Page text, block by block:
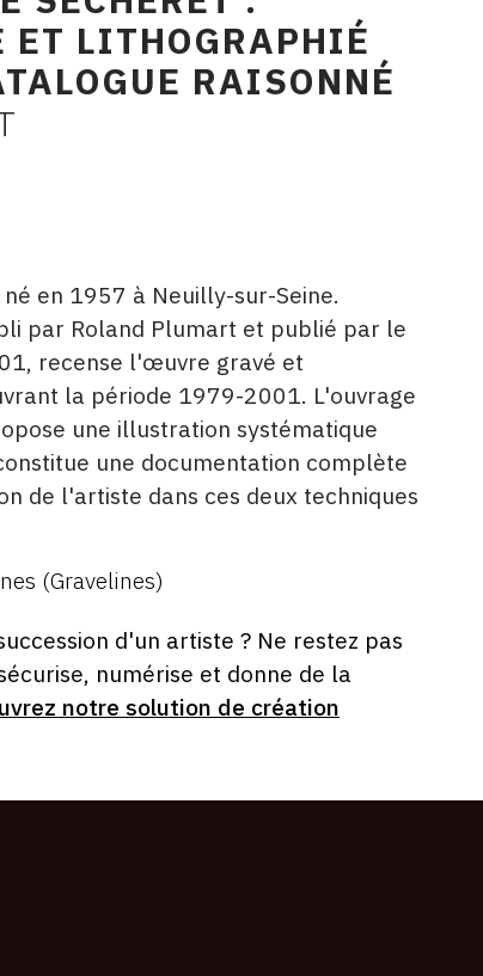
ET LITHOGRAPHIÉ
RAISONNÉ
en 1957 à Neuilly-sur-Seine.
par Roland Plumart et publié par le
recense l'œuvre gravé et
la période 1979-2001. L'ouvrage
une illustration systématique
une documentation complète
de l'artiste dans ces deux techniques
(Gravelines)
d'un artiste ? Ne restez pas
numérise et donne de la
notre solution de création